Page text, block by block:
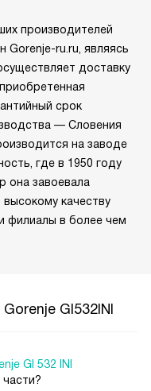
производителей
Gorenje-ru.ru, являясь
доставку
срок
— Словения
на заводе
где в 1950 году
она завоевала
качеству
филиалы в более чем
GI532INI
GI 532 INI